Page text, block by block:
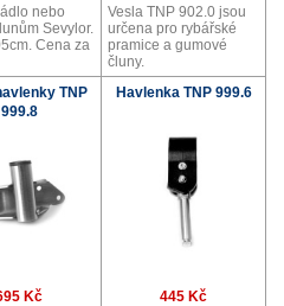
nebo
Sevylor.
Cena za
Vesla TNP 902.0 jsou
určena pro rybářské
pramice a gumové
čluny.
TNP
999.8
Havlenka TNP 999.6
Kč
445 Kč